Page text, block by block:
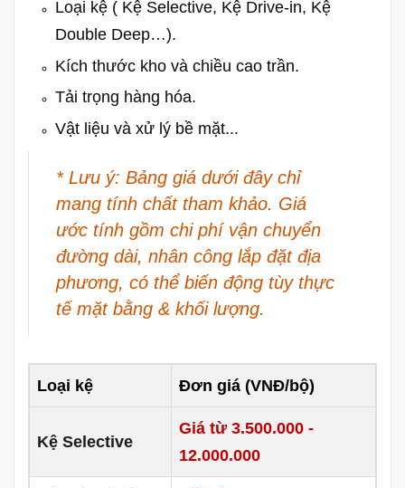
Loại kệ ( Kệ Selective, Kệ Drive-in, Kệ
Double Deep…).
Kích thước kho và chiều cao trần.
Tải trọng hàng hóa.
Vật liệu và xử lý bề mặt...
* Lưu ý: Bảng giá dưới đây chỉ
mang tính chất tham khảo. Giá
ước tính gồm chi phí vận chuyển
đường dài, nhân công lắp đặt địa
phương, có thể biến động tùy thực
tế mặt bằng & khối lượng.
Loại kệ Đơn giá (VNĐ/bộ)
Kệ Selective
Giá từ 3.500.000 -
12.000.000